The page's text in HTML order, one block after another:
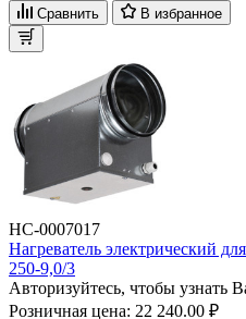
Сравнить В избранное
НС-0007017
Нагреватель электрический
250-9,0/3
Авторизуйтесь, чтобы узнать
Розничная цена: 22 240.00 ₽